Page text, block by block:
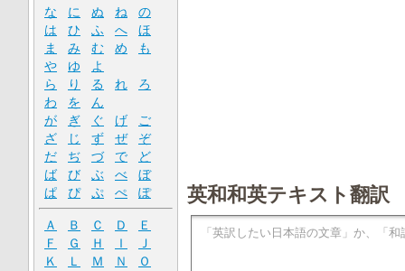
英和和英テキスト翻訳
な
に ぬ ね
の
は
ひ ふ へ
ほ
ま
み む め
も
や
ゆ
よ
ら
り る れ
ろ
わ
を
ん
が
ぎ ぐ げ
ご
ざ
じ ず ぜ
ぞ
だ
ぢ づ で
ど
ば
び ぶ べ
ぼ
ぱ
ぴ ぷ ぺ ぽ
Ａ Ｂ Ｃ Ｄ
Ｅ
Ｆ
Ｇ Ｈ Ｉ
Ｊ
Ｋ
Ｌ Ｍ Ｎ
Ｏ